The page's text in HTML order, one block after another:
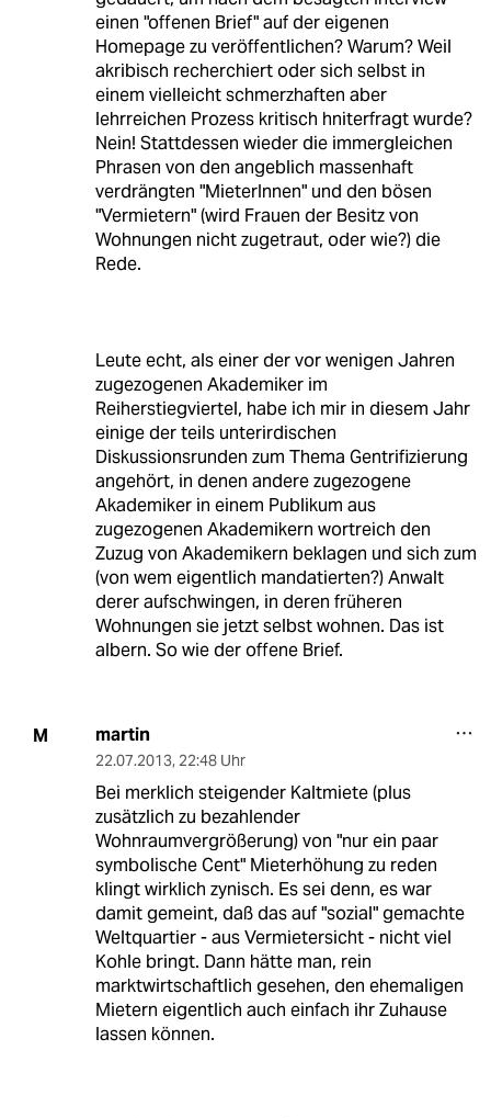
einen "offenen Brief" auf der eigenen
Homepage zu veröffentlichen? Warum? Weil
akribisch recherchiert oder sich selbst in
einem vielleicht schmerzhaften aber
lehrreichen Prozess kritisch hniterfragt wurde?
Nein! Stattdessen wieder die immergleichen
Phrasen von den angeblich massenhaft
verdrängten "MieterInnen" und den bösen
"Vermietern" (wird Frauen der Besitz von
Wohnungen nicht zugetraut, oder wie?) die
Rede.
Leute echt, als einer der vor wenigen Jahren
zugezogenen Akademiker im
Reiherstiegviertel, habe ich mir in diesem Jahr
einige der teils unterirdischen
Diskussionsrunden zum Thema Gentrifizierung
angehört, in denen andere zugezogene
Akademiker in einem Publikum aus
zugezogenen Akademikern wortreich den
Zuzug von Akademikern beklagen und sich zum
(von wem eigentlich mandatierten?) Anwalt
derer aufschwingen, in deren früheren
Wohnungen sie jetzt selbst wohnen. Das ist
albern. So wie der offene Brief.
M martin
22.07.2013, 22:48 Uhr
Bei merklich steigender Kaltmiete (plus
zusätzlich zu bezahlender
Wohnraumvergrößerung) von "nur ein paar
symbolische Cent" Mieterhöhung zu reden
klingt wirklich zynisch. Es sei denn, es war
damit gemeint, daß das auf "sozial" gemachte
Weltquartier - aus Vermietersicht - nicht viel
Kohle bringt. Dann hätte man, rein
marktwirtschaftlich gesehen, den ehemaligen
Mietern eigentlich auch einfach ihr Zuhause
lassen können.